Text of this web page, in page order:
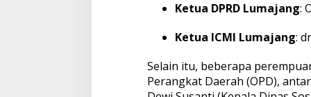
Ketua DPRD Lumajang:
Ketua ICMI Lumajang:
Selain itu, beberapa
Perangkat Daerah (OPD),